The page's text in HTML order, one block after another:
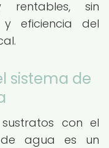
sin
eficiencia del
sistema de
con el
de agua es un